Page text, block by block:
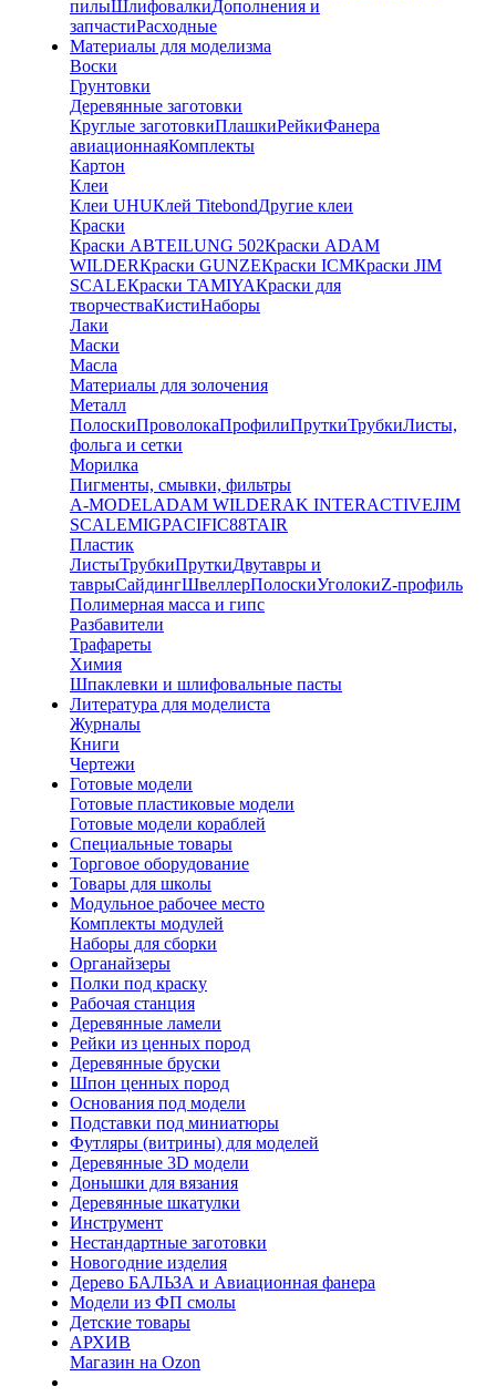
пилыШлифовалкиДополнения и
запчастиРасходные
Материалы для моделизма
Воски
Грунтовки
Деревянные заготовки
Круглые заготовкиПлашкиРейкиФанера
авиационнаяКомплекты
Картон
Клеи
Клеи UHUКлей TitebondДругие клеи
Краски
Краски ABTEILUNG 502Краски ADAM
WILDERКраски GUNZEКраски ICMКраски JIM
SCALEКраски TAMIYAКраски для
творчестваКистиНаборы
Лаки
Маски
Масла
Материалы для золочения
Металл
ПолоскиПроволокаПрофилиПруткиТрубкиЛисты,
фольга и сетки
Морилка
Пигменты, смывки, фильтры
A-MODELADAM WILDERAK INTERACTIVEJIM
SCALEMIGPACIFIC88TAIR
Пластик
ЛистыТрубкиПруткиДвутавры и
таврыСайдингШвеллерПолоскиУголокиZ-профиль
Полимерная масса и гипс
Разбавители
Трафареты
Химия
Шпаклевки и шлифовальные пасты
Литература для моделиста
Журналы
Книги
Чертежи
Готовые модели
Готовые пластиковые модели
Готовые модели кораблей
Специальные товары
Торговое оборудование
Товары для школы
Модульное рабочее место
Комплекты модулей
Наборы для сборки
Органайзеры
Полки под краску
Рабочая станция
Деревянные ламели
Рейки из ценных пород
Деревянные бруски
Шпон ценных пород
Основания под модели
Подставки под миниатюры
Футляры (витрины) для моделей
Деревянные 3D модели
Донышки для вязания
Деревянные шкатулки
Инструмент
Нестандартные заготовки
Новогодние изделия
Дерево БАЛЬЗА и Авиационная фанера
Модели из ФП смолы
Детские товары
АРХИВ
Магазин на Ozon